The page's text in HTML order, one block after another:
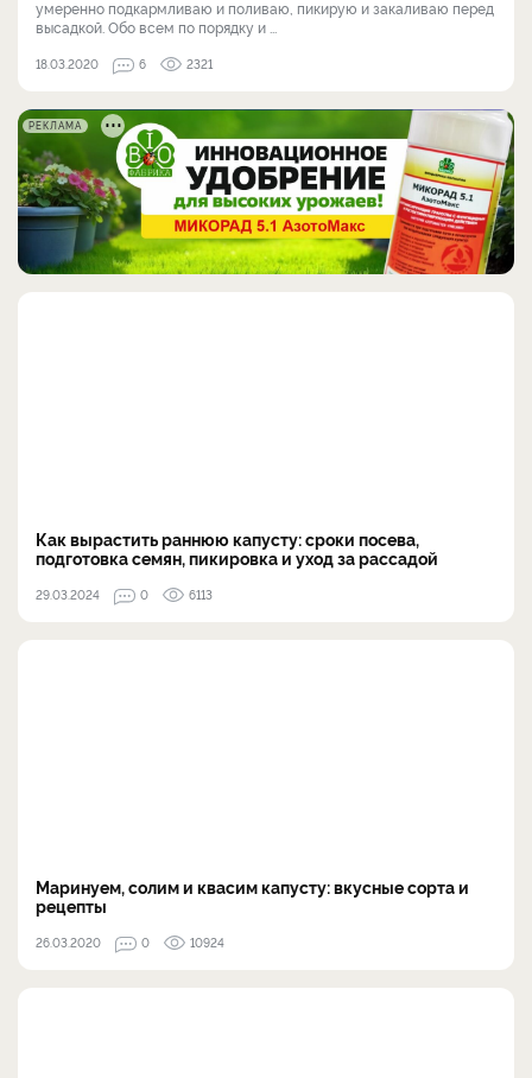
умеренно подкармливаю и поливаю, пикирую и закаливаю перед
высадкой. Обо всем по порядку и ...
18.03.2020 6 2321
РЕКЛАМА
Как вырастить раннюю капусту: сроки посева,
подготовка семян, пикировка и уход за рассадой
29.03.2024 0 6113
Маринуем, солим и квасим капусту: вкусные сорта и
рецепты
26.03.2020 0 10924